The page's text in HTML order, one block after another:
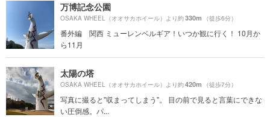
万博記念公園
OSAKA WHEEL（オオサカホイール）より約330m （徒歩6分）
番外編 関西 ミューレンベルギア！いつか観に行く！ 10月か
ら11月
太陽の塔
OSAKA WHEEL（オオサカホイール）より約420m （徒歩7分）
写真に撮ると"収まってしまう"。 目の前で見ると言葉にできな
い圧倒感。パ...